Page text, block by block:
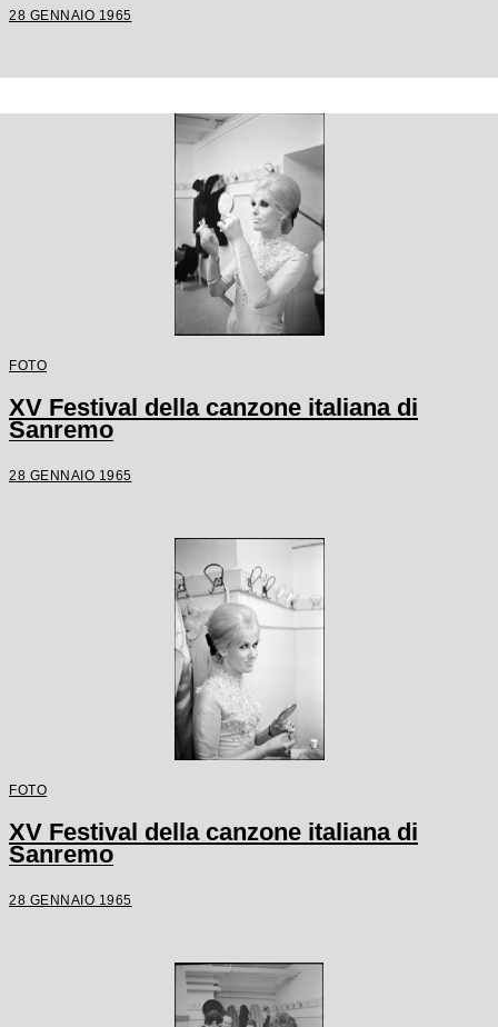
28 GENNAIO 1965
FOTO
XV Festival della canzone italiana di
Sanremo
28 GENNAIO 1965
FOTO
XV Festival della canzone italiana di
Sanremo
28 GENNAIO 1965